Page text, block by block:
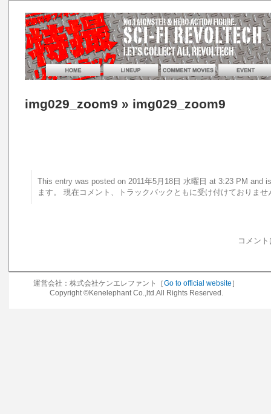
img029_zoom9 » img029_zoom9
This entry was posted on 2011年5月18日 水曜日 at 3:23 PM
ます。 現在コメント、トラックバックともに受け付けておりませ
コメン
運営会社：株式会社ケンエレファント［Go to official website ］
Copyright ©Kenelephant Co.,ltd.All Rights Reserved.